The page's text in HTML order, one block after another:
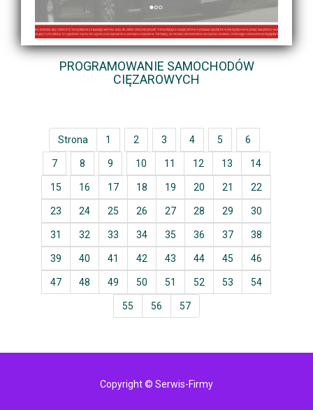
PROGRAMOWANIE SAMOCHODÓW
CIĘZAROWYCH
Strona 1 2 3 4 5 6
7 8 9 10 11 12 13 14
15 16 17 18 19 20 21 22
23 24 25 26 27 28 29 30
31 32 33 34 35 36 37 38
39 40 41 42 43 44 45 46
47 48 49 50 51 52 53 54
55 56 57
Copyright © Serwis-Firmy